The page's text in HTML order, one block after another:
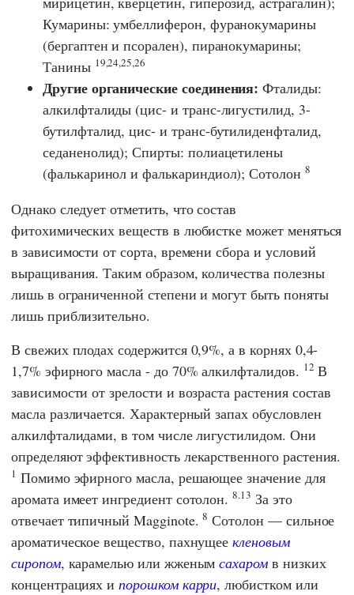
Кумарины: умбеллиферон, фуранокумарины
(бергаптен и псорален), пиранокумарины;
Танины 19,24,25,26
Другие органические соединения: Фталиды:
алкилфталиды (цис- и транс-лигустилид, 3-
бутилфталид, цис- и транс-бутилиденфталид,
седаненолид); Спирты: полиацетилены
(фалькаринол и фалькариндиол); Сотолон 8
Однако следует отметить, что состав
фитохимических веществ в любистке может меняться
в зависимости от сорта, времени сбора и условий
выращивания. Таким образом, количества полезны
лишь в ограниченной степени и могут быть поняты
лишь приблизительно.
В свежих плодах содержится 0,9%, а в корнях 0,4-
1,7% эфирного масла - до 70% алкилфталидов. 12 В
зависимости от зрелости и возраста растения состав
масла различается. Характерный запах обусловлен
алкилфталидами, в том числе лигустилидом. Они
определяют эффективность лекарственного растения.
1 Помимо эфирного масла, решающее значение для
аромата имеет ингредиент сотолон.8.13 За это
отвечает типичный Magginote.8 Сотолон — сильное
ароматическое вещество, пахнущеекленовым
сиропом, карамелью или жженымсахаром в низких
концентрациях ипорошком карри, любистком или